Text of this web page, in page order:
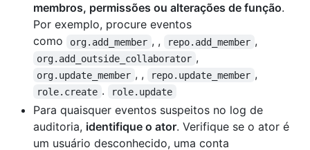
membros, permissões ou alterações de função.
Por exemplo, procure eventos
como
org.add_member , , repo.add_member ,
org.add_outside_collaborator ,
org.update_member , , repo.update_member ,
role.create . role.update
Para quaisquer eventos suspeitos no log de
auditoria, identifique o ator. Verifique se o ator é
um usuário desconhecido, uma conta